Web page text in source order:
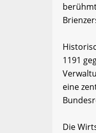
1191
eine
Die